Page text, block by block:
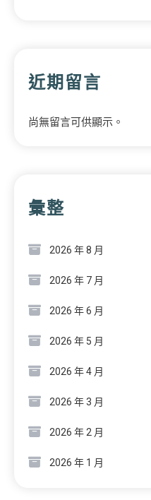
近期留言
尚無留言可供顯示。
彙整
2026 年 8 月
2026 年 7 月
2026 年 6 月
2026 年 5 月
2026 年 4 月
2026 年 3 月
2026 年 2 月
2026 年 1 月